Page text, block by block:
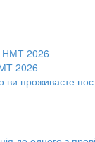
2026
проживаєте